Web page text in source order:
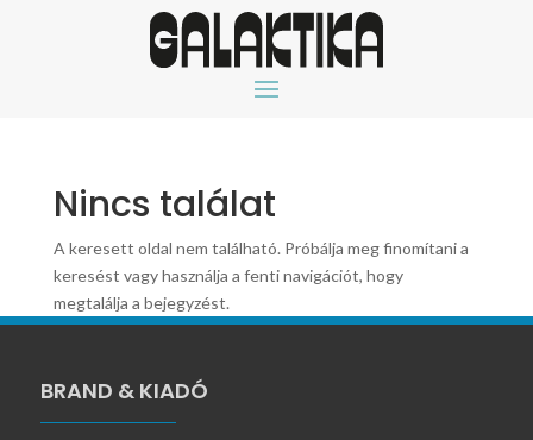
Nincs találat
A keresett oldal nem található. Próbálja meg finomítani a
keresést vagy használja a fenti navigációt, hogy
megtalálja a bejegyzést.
BRAND & KIADÓ